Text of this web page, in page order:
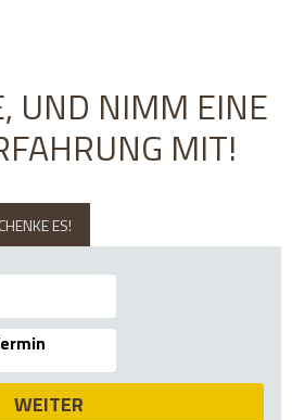
UND NIMM EINE
MIT!
ES!
WEITER